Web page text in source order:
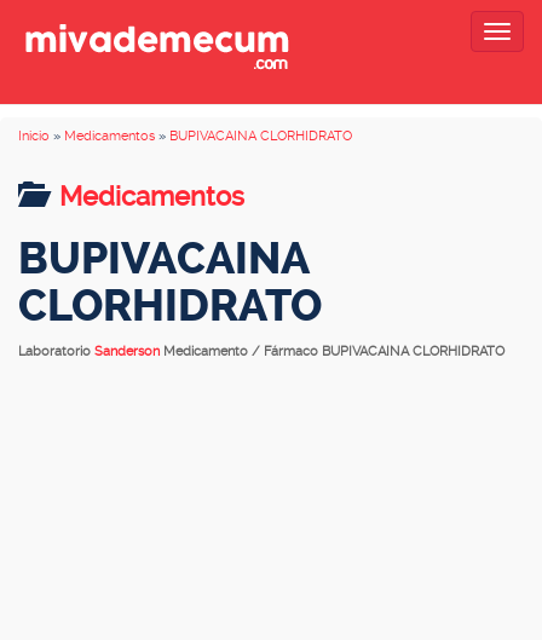
Inicio » Medicamentos » BUPIVACAINA CLORHIDRATO
Medicamentos
BUPIVACAINA
CLORHIDRATO
Laboratorio Sanderson Medicamento / Fármaco BUPIVACAINA CLORHIDRATO